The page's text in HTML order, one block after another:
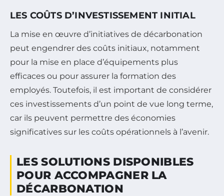
LES COÛTS D’INVESTISSEMENT INITIAL
La mise en œuvre d’initiatives de décarbonation
peut engendrer des coûts initiaux, notamment
pour la mise en place d’équipements plus
efficaces ou pour assurer la formation des
employés. Toutefois, il est important de considérer
ces investissements d’un point de vue long terme,
car ils peuvent permettre des économies
significatives sur les coûts opérationnels à l’avenir.
LES SOLUTIONS DISPONIBLES
POUR ACCOMPAGNER LA
DÉCARBONATION